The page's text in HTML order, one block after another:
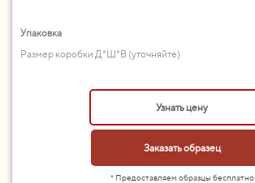
Упаковка
Размер коробки Д*Ш*В (уточняйте)
Узнать цену
Заказать образец
* Предоставляем образцы бесплатно